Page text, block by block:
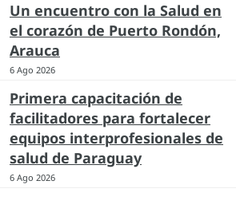
Un encuentro con la Salud en
el corazón de Puerto Rondón,
Arauca
6 Ago 2026
Primera capacitación de
facilitadores para fortalecer
equipos interprofesionales de
salud de Paraguay
6 Ago 2026